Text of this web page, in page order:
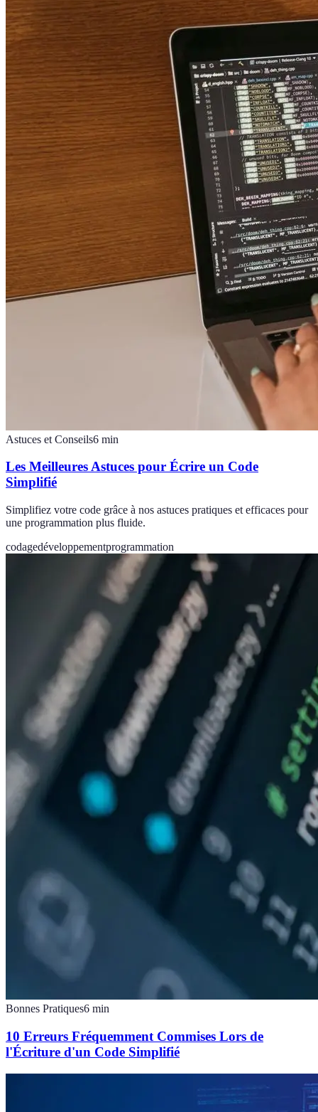
Astuces et Conseils6 min
Les Meilleures Astuces pour Écrire un Code
Simplifié
Simplifiez votre code grâce à nos astuces pratiques et efficaces pour
une programmation plus fluide.
codagedéveloppementprogrammation
Bonnes Pratiques6 min
10 Erreurs Fréquemment Commises Lors de
l'Écriture d'un Code Simplifié